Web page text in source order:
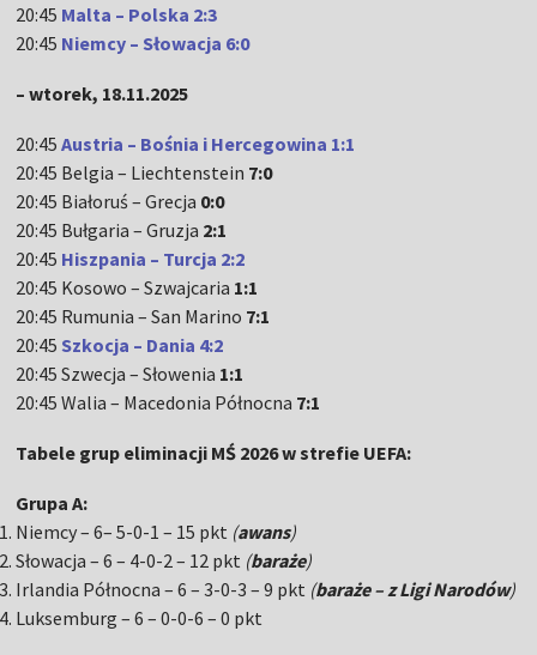
20:45 Malta – Polska 2:3
20:45 Niemcy – Słowacja 6:0
– wtorek, 18.11.2025
20:45Austria – Bośnia i Hercegowina 1:1
20:45 Belgia – Liechtenstein 7:0
20:45 Białoruś – Grecja 0:0
20:45 Bułgaria – Gruzja 2:1
20:45 Hiszpania – Turcja 2:2
20:45 Kosowo – Szwajcaria 1:1
20:45 Rumunia – San Marino 7:1
20:45 Szkocja – Dania 4:2
20:45 Szwecja – Słowenia 1:1
20:45 Walia – Macedonia Północna 7:1
Tabele grup eliminacji MŚ 2026 w strefie UEFA:
Grupa A:
Niemcy – 6– 5-0-1 – 15 pkt (awans)
Słowacja – 6 – 4-0-2 – 12 pkt (baraże)
Irlandia Północna – 6 – 3-0-3 – 9 pkt (baraże – z Ligi Narodów)
Luksemburg – 6 – 0-0-6 – 0 pkt